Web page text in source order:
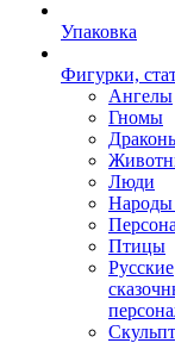
Упаковка
Фигурки,
Ангелы
Гномы
Люди
Народы
Птицы
Русские